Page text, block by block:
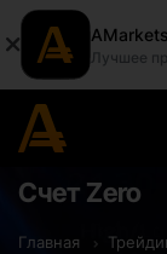
Лучшее
Счет Zero
Главная